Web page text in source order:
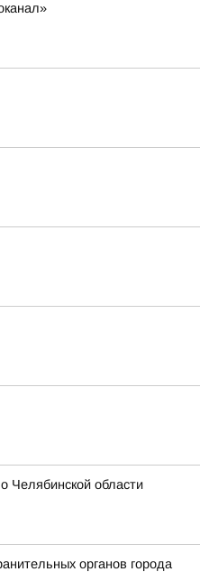
Челябинской области
органов города